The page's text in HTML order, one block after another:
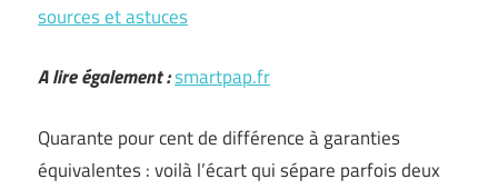
sources et astuces
A lire également :smartpap.fr
Quarante pour cent de différence à garanties
équivalentes : voilà l’écart qui sépare parfois deux